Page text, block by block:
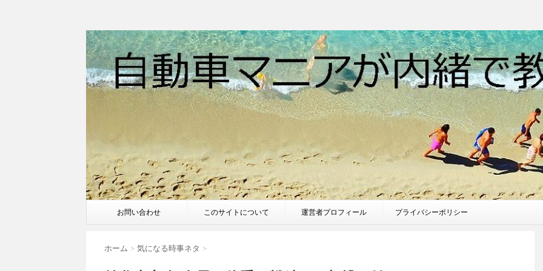
お問い合わせ このサイトについて 運営者プロフィール プライバシーポリシー
ホーム > 気になる時事ネタ >